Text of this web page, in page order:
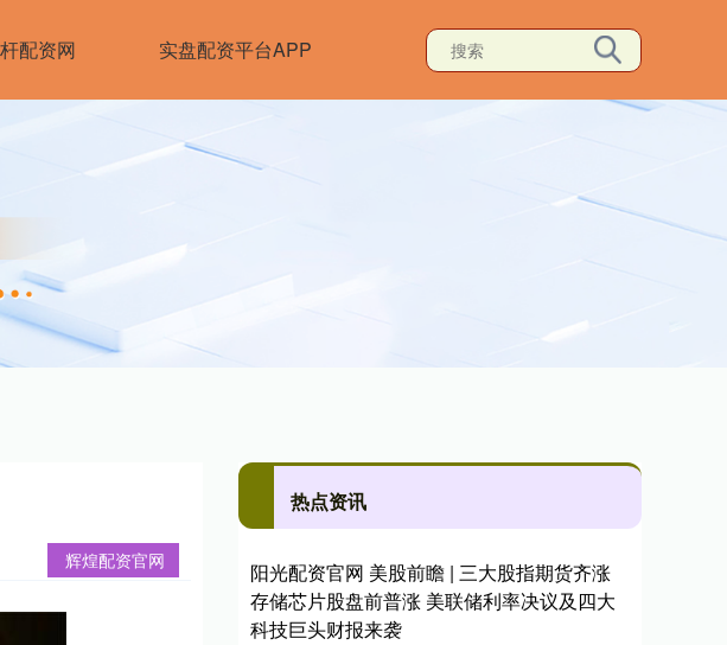
配资网 实盘配资平台APP
辉煌配资官网
热点资讯
阳光配资官网 美股前瞻 | 三大股指期货齐涨
存储芯片股盘前普涨 美联储利率决议及四大
科技巨头财报来袭